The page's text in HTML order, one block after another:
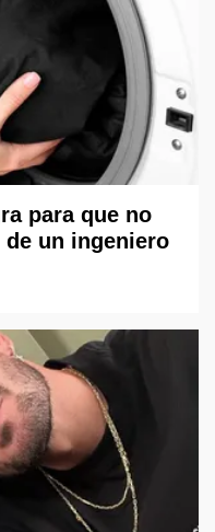
para que no
de un ingeniero